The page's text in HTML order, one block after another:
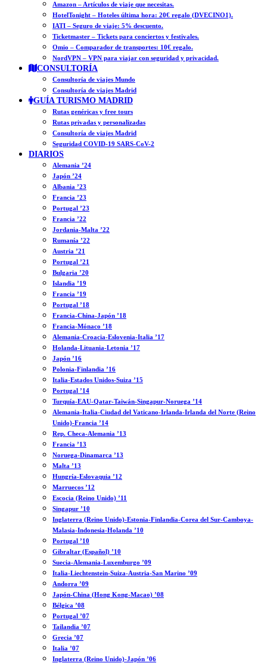
Amazon – Artículos de viaje que necesitas.
HotelTonight – Hoteles última hora: 20€ regalo (DVECINO1).
IATI – Seguro de viaje: 5% descuento.
Ticketmaster – Tickets para conciertos y festivales.
Omio – Comparador de transportes: 10€ regalo.
NordVPN – VPN para viajar con seguridad y privacidad.
CONSULTORÍA
Consultoría de viajes Mundo
Consultoría de viajes Madrid
GUÍA TURISMO MADRID
Rutas genéricas y free tours
Rutas privadas y personalizadas
Consultoría de viajes Madrid
Seguridad COVID-19 SARS-CoV-2
DIARIOS
Alemania ’24
Japón ’24
Albania ’23
Francia ’23
Portugal ’23
Francia ’22
Jordania-Malta ’22
Rumanía ’22
Austria ’21
Portugal ’21
Bulgaria ’20
Islandia ’19
Francia ’19
Portugal ’18
Francia-China-Japón ’18
Francia-Mónaco ’18
Alemania-Croacia-Eslovenia-Italia ’17
Holanda-Lituania-Letonia ’17
Japón ’16
Polonia-Finlandia ’16
Italia-Estados Unidos-Suiza ’15
Portugal ’14
Turquía-EAU-Qatar-Taiwán-Singapur-Noruega ’14
Alemania-Italia-Ciudad del Vaticano-Irlanda-Irlanda del Norte (Reino
Unido)-Francia ’14
Rep. Checa-Alemania ’13
Francia ’13
Noruega-Dinamarca ’13
Malta ’13
Hungría-Eslovaquia ’12
Marruecos ’12
Escocia (Reino Unido) ’11
Singapur ’10
Inglaterra (Reino Unido)-Estonia-Finlandia-Corea del Sur-Camboya-
Malasia-Indonesia-Holanda ’10
Portugal ’10
Gibraltar (Español) ’10
Suecia-Alemania-Luxemburgo ’09
Italia-Liechtenstein-Suiza-Austria-San Marino ’09
Andorra ’09
Japón-China (Hong Kong-Macao) ’08
Bélgica ’08
Portugal ’07
Tailandia ’07
Grecia ’07
Italia ’07
Inglaterra (Reino Unido)-Japón ’06